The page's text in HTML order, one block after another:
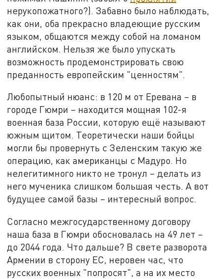
нерукопожатного?). Забавно было наблюдать,
как они, оба прекрасно владеющие русским
языком, общаются между собой на ломаном
английском. Нельзя же было упускать
возможность продемонстрировать свою
преданность европейским "ценностям".
Любопытный нюанс: в 120 м от Еревана – в
городе Гюмри – находится мощная 102-я
военная база России, которую ещё называют
южным щитом. Теоретически наши бойцы
могли бы провернуть с Зеленским такую же
операцию, как американцы с Мадуро. Но
нелегитимного никто не тронул – делать из
него мученика слишком большая честь. А вот
будущее самой базы – интересный вопрос.
Согласно межгосударственному договору
наша база в Гюмри обосновалась на 49 лет –
до 2044 года. Что дальше? В свете разворота
Армении в сторону ЕС, неровен час, что
русских военных "попросят", а на их место